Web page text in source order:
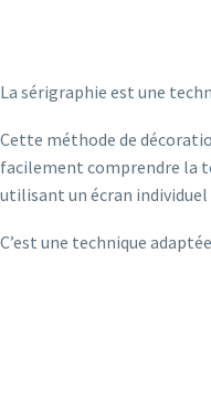
La sérigraphie est une
Cette méthode de
facilement comprendre la
utilisant un écran individuel
C’est une technique